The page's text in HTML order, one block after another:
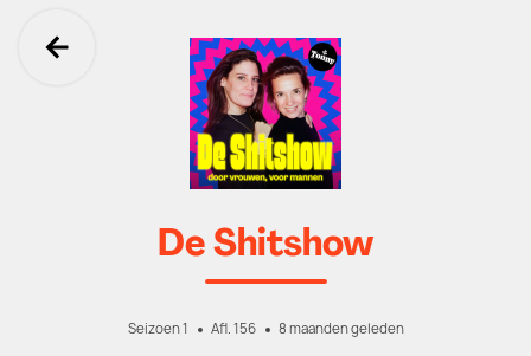
Ga terug
De Shitshow
Seizoen 1 Afl. 156 8 maanden geleden